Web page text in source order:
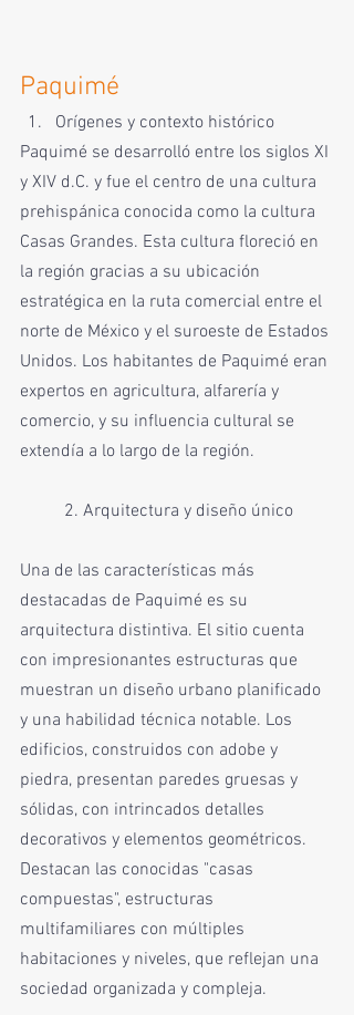
Paquimé
Orígenes y contexto histórico
Paquimé se desarrolló entre los siglos XI
y XIV d.C. y fue el centro de una cultura
prehispánica conocida como la cultura
Casas Grandes. Esta cultura floreció en
la región gracias a su ubicación
estratégica en la ruta comercial entre el
norte de México y el suroeste de Estados
Unidos. Los habitantes de Paquimé eran
expertos en agricultura, alfarería y
comercio, y su influencia cultural se
extendía a lo largo de la región.
	2. Arquitectura y diseño único
Una de las características más
destacadas de Paquimé es su
arquitectura distintiva. El sitio cuenta
con impresionantes estructuras que
muestran un diseño urbano planificado
y una habilidad técnica notable. Los
edificios, construidos con adobe y
piedra, presentan paredes gruesas y
sólidas, con intrincados detalles
decorativos y elementos geométricos.
Destacan las conocidas "casas
compuestas", estructuras
multifamiliares con múltiples
habitaciones y niveles, que reflejan una
sociedad organizada y compleja.